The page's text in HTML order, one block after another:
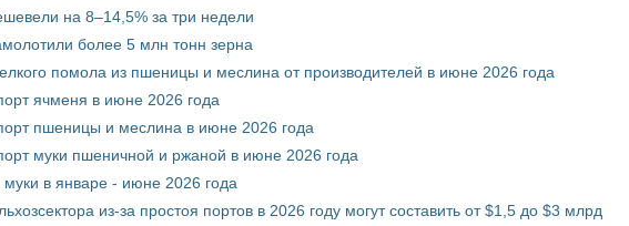
на 8–14,5% за три недели
более 5 млн тонн зерна
помола из пшеницы и меслина от производителей в июне 2026 года
ячменя в июне 2026 года
пшеницы и меслина в июне 2026 года
муки пшеничной и ржаной в июне 2026 года
в январе - июне 2026 года
из-за простоя портов в 2026 году могут составить от $1,5 до $3 млрд